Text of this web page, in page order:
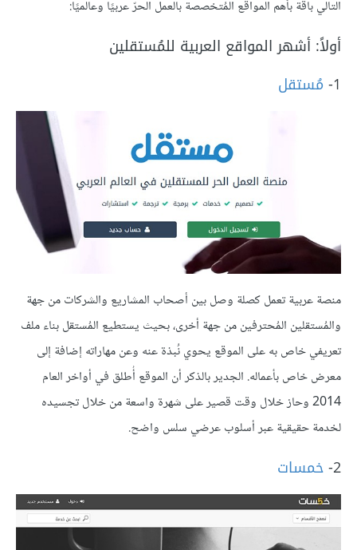
التالي باقة بأهم المواقع المُتخصصة بالعمل الحرّ عربيًا وعالميًا:
أولاً: أشهر المواقع العربية للمُستقلين
1- مُستقل
منصة عربية تعمل كصلة وصل بين أصحاب المشاريع والشركات من جهة
والمُستقلين المُحترفين من جهة أخرى، بحيث يستطيع المُستقل بناء ملف
تعريفي خاص به على الموقع يحوي نُبذة عنه وعن مهاراته إضافة إلى
معرض خاص بأعماله. الجدير بالذكر أن الموقع أُطلق في أواخر العام
2014 وحاز خلال وقت قصير على شهرة واسعة من خلال تجسيده
لخدمة حقيقية عبر أسلوب عرضي سلس واضح.
2- خمسات